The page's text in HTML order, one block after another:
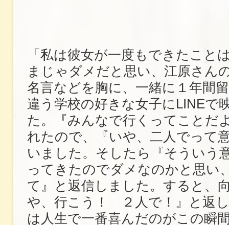
「私は彼女が一度もできたこと
まじゃダメだと思い、江原さん
名言などを胸に、一緒に１年間
違う学校の好きな女子にLINEで
た。『みんなで行くってことだ
れたので、『いや、二人でって
いました。そしたら『そういう
ってきたのでダメなのかと思い
て』と返信しました。すると、
や、行こう！ ２人で！』と返
は人生で一番喜んだのがこの瞬